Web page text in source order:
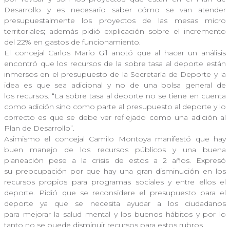
Desarrollo y es necesario saber cómo se van atender
presupuestalmente los proyectos de las mesas micro
territoriales; además pidió explicación sobre el incremento
del 22% en gastos de funcionamiento.
El concejal Carlos Mario Gil anotó que al hacer un análisis
encontró que los recursos de la sobre tasa al deporte están
inmersos en el presupuesto de la Secretaría de Deporte y la
idea es que sea adicional y no de una bolsa general de
los recursos. “La sobre tasa al deporte no se tiene en cuenta
como adición sino como parte al presupuesto al deporte y lo
correcto es que se debe ver reflejado como una adición al
Plan de Desarrollo”.
Asimismo el concejal Camilo Montoya manifestó que hay
buen manejo de los recursos públicos y una buena
planeación pese a la crisis de estos a 2 años. Expresó
su preocupación por que hay una gran disminución en los
recursos propios para programas sociales y entre ellos el
deporte. Pidió que se reconsidere el presupuesto para el
deporte ya que se necesita ayudar a los ciudadanos
para mejorar la salud mental y los buenos hábitos y por lo
tanto no se puede disminuir recursos para estos rubros.